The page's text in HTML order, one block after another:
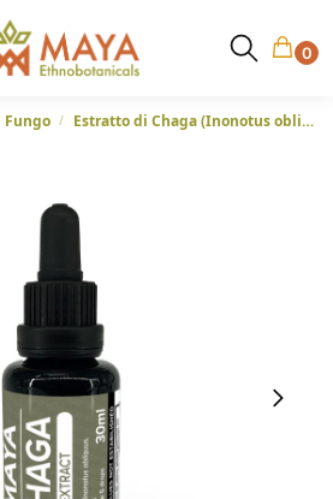
0
Fungo / Estratto di Chaga (Inonotus obliquus) – 30ml